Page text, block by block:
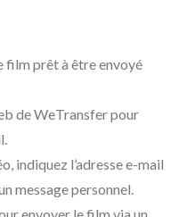
film prêt à être envoyé
de WeTransfer pour
indiquez l’adresse e-mail
message personnel.